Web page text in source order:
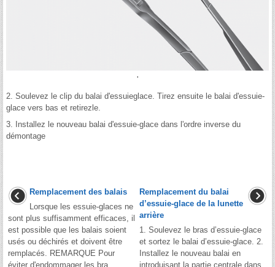
'
2. Soulevez le clip du balai d'essuieglace. Tirez ensuite le balai d'essuie-
glace vers bas et retirezle.
3. Installez le nouveau balai d'essuie-glace dans l'ordre inverse du
démontage
Remplacement des balais
Lorsque les essuie-glaces ne
sont plus suffisamment efficaces, il
est possible que les balais soient
usés ou déchirés et doivent être
remplacés. REMARQUE Pour
éviter d'endommager les bra ...
Remplacement du balai
d’essuie-glace de la lunette
arrière
1. Soulevez le bras d’essuie-glace
et sortez le balai d’essuie-glace. 2.
Installez le nouveau balai en
introduisant la partie centrale dans